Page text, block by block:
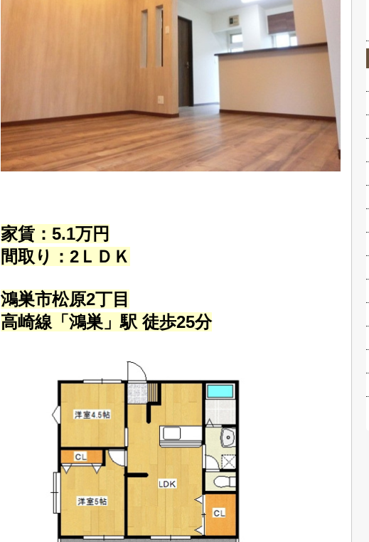
家賃：5.1万円
間取り：2ＬＤＫ
鴻巣市松原2丁目
高崎線「鴻巣」駅 徒歩25分